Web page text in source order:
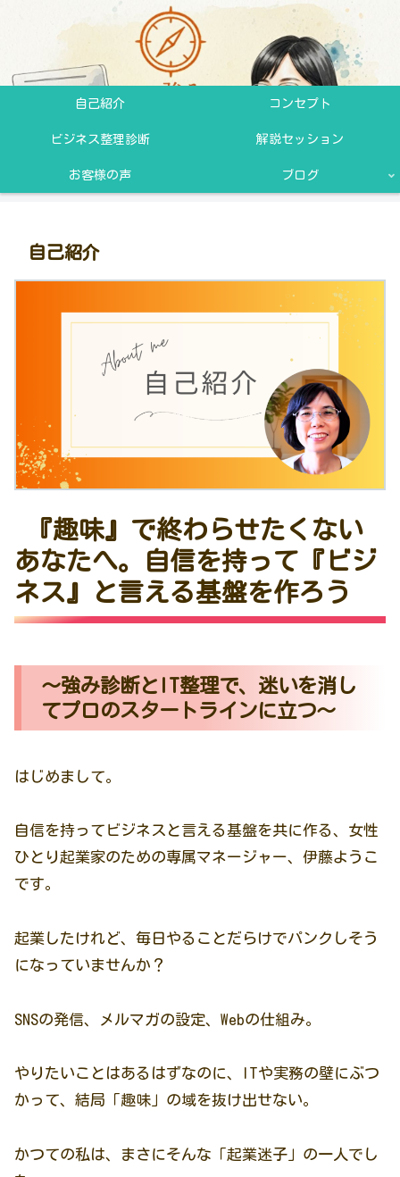
自己紹介 コンセプト
ビジネス整理診断 解説セッション
お客様の声 ブログ
自己紹介
『趣味』で終わらせたくない
あなたへ。自信を持って『ビジ
ネス』と言える基盤を作ろう
〜強み診断とIT整理で、迷いを消し
てプロのスタートラインに立つ〜
はじめまして。
自信を持ってビジネスと言える基盤を共に作る、女性
ひとり起業家のための専属マネージャー、伊藤ようこ
です。
起業したけれど、毎日やることだらけでパンクしそう
になっていませんか？
SNSの発信、メルマガの設定、Webの仕組み。
やりたいことはあるはずなのに、ITや実務の壁にぶつ
かって、結局「趣味」の域を抜け出せない。
かつての私は、まさにそんな「起業迷子」の一人でし